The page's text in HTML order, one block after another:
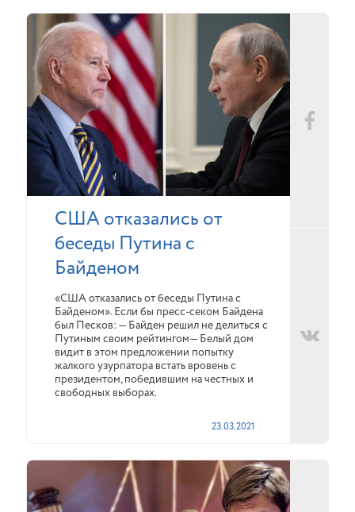
США отказались от
беседы Путина с
Байденом
«США отказались от беседы Путина с
Байденом». Если бы пресс-секом Байдена
был Песков: — Байден решил не делиться с
Путиным своим рейтингом— Белый дом
видит в этом предложении попытку
жалкого узурпатора встать вровень с
президентом, победившим на честных и
свободных выборах.
23.03.2021